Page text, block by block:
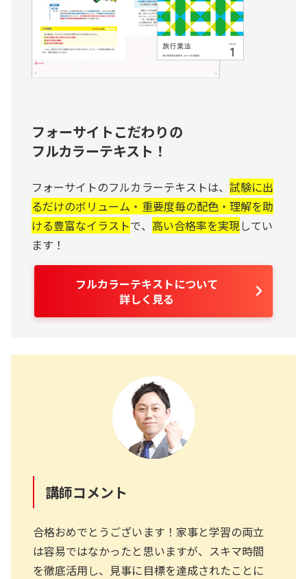
フォーサイトこだわりの
フルカラーテキスト！
フォーサイトのフルカラーテキストは、 試験に出
るだけのボリューム・重要度毎の配色・理解を助
ける豊富なイラストで、 高い合格率を実現 してい
ます！
フルカラーテキストについて
詳しく見る
講師コメント
合格おめでとうございます！家事と学習の両立
は容易ではなかったと思いますが、スキマ時間
を徹底活用し、見事に目標を達成されたことに